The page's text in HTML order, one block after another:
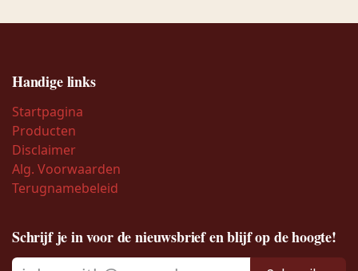
Handige links
Startpagina
Producten
Disclaimer
Alg. Voorwaarden
Terugnamebeleid
Schrijf je in voor de nieuwsbrief en blijf op de hoogte!